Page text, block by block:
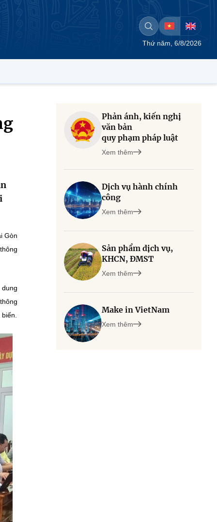
Thứ năm, 6/8/2026
Gòn
Phản ánh, kiến nghị
văn bản
quy phạm pháp luật
Xem thêm
Dịch vụ hành chính
công
Xem thêm
Sản phẩm dịch vụ,
KHCN, ĐMST
Xem thêm
Make in VietNam
Xem thêm